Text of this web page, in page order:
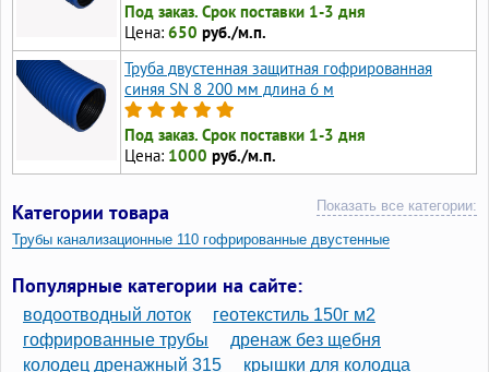
Под заказ. Срок поставки 1-3 дня
Цена: 650 руб./м.п.
Труба двустенная защитная гофрированная
синяя SN 8 200 мм длина 6 м
Под заказ. Срок поставки 1-3 дня
Цена: 1000 руб./м.п.
Категории товара Показать все категории:
Трубы канализационные 110 гофрированные двустенные
Трубы двустенные гофрированные d110 мм
Трубы гофрированные двустенные 110
Гофры канализационные 50 мм
Популярные категории на сайте:
водоотводный лоток
геотекстиль 150г м2
гофрированные трубы
дренаж без щебня
колодец дренажный 315
крышки для колодца